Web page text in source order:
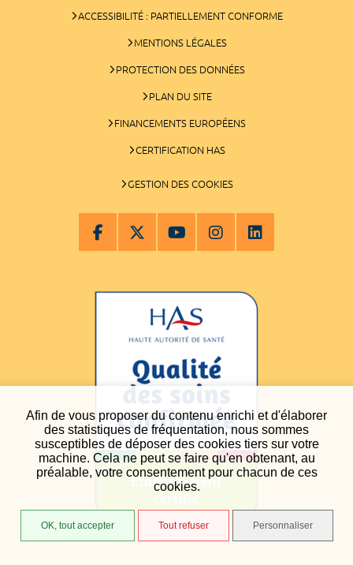
Afin de vous proposer du contenu enrichi et d'élaborer
des statistiques de fréquentation, nous sommes
susceptibles de déposer des cookies tiers sur votre
machine. Cela ne peut se faire qu'en obtenant, au
préalable, votre consentement pour chacun de ces
cookies.
OK, tout accepter Tout refuser Personnaliser
ACCESSIBILITÉ : PARTIELLEMENT CONFORME
MENTIONS LÉGALES
PROTECTION DES DONNÉES
PLAN DU SITE
FINANCEMENTS EUROPÉENS
CERTIFICATION HAS
GESTION DES COOKIES